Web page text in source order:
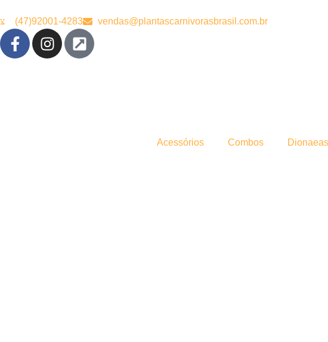
(47)92001-4283 vendas@plantascarnivorasbrasil.com.br
Acessórios Combos Dionaeas